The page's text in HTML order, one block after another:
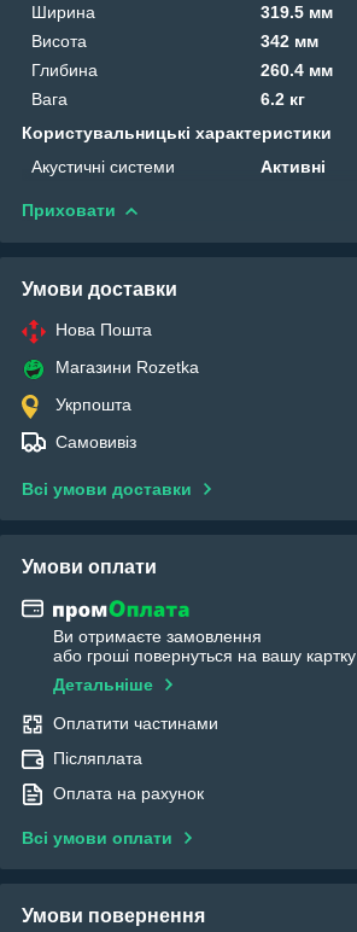
Ширина
319.5 мм
Висота
342 мм
Глибина
260.4 мм
Вага
6.2 кг
Користувальницькі характеристики
Акустичні системи
Активні
Приховати
Умови доставки
Нова Пошта
Магазини Rozetka
Укрпошта
Самовивіз
Всі умови доставки
Умови оплати
Ви отримаєте замовлення
або гроші повернуться на вашу картку
Детальніше
Оплатити частинами
Післяплата
Оплата на рахунок
Всі умови оплати
Умови повернення